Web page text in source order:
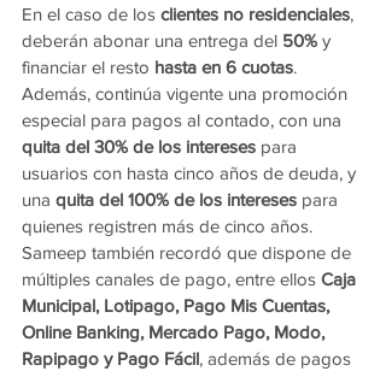
En el caso de los clientes no residenciales,
deberán abonar una entrega del 50% y
financiar el resto hasta en 6 cuotas.
Además, continúa vigente una promoción
especial para pagos al contado, con una
quita del 30% de los intereses para
usuarios con hasta cinco años de deuda, y
una quita del 100% de los intereses para
quienes registren más de cinco años.
Sameep también recordó que dispone de
múltiples canales de pago, entre ellos Caja
Municipal, Lotipago, Pago Mis Cuentas,
Online Banking, Mercado Pago, Modo,
Rapipago y Pago Fácil, además de pagos